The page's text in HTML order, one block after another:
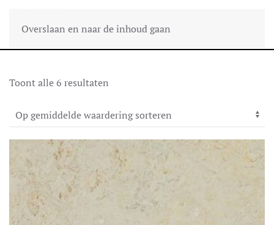
Overslaan en naar de inhoud gaan
Toont alle 6 resultaten
gemiddelde
waardering